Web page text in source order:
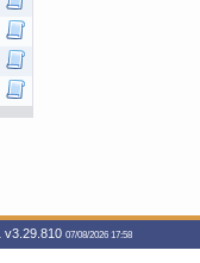
v3.29.810 07/08/2026 17:58